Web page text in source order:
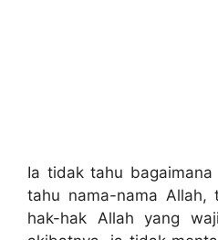
Ia tidak tahu
tahu nama-nama Allah,
hak-hak Allah yang